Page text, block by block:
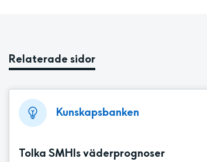
Relaterade sidor
Kunskapsbanken
Tolka SMHIs väderprognoser